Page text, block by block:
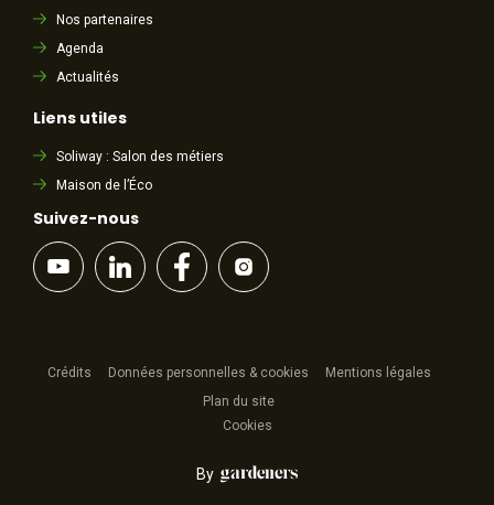
Nos partenaires
Agenda
Actualités
Liens utiles
Soliway : Salon des métiers
Maison de l’Éco
Suivez-nous
Crédits Données personnelles & cookies
Mentions légales
Plan du site
Cookies
By